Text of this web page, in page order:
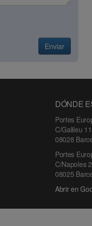
Enviar
DÓNDE
Portes
C/Galileu
08028
Portes
C/Napoles
08025
Abrir en